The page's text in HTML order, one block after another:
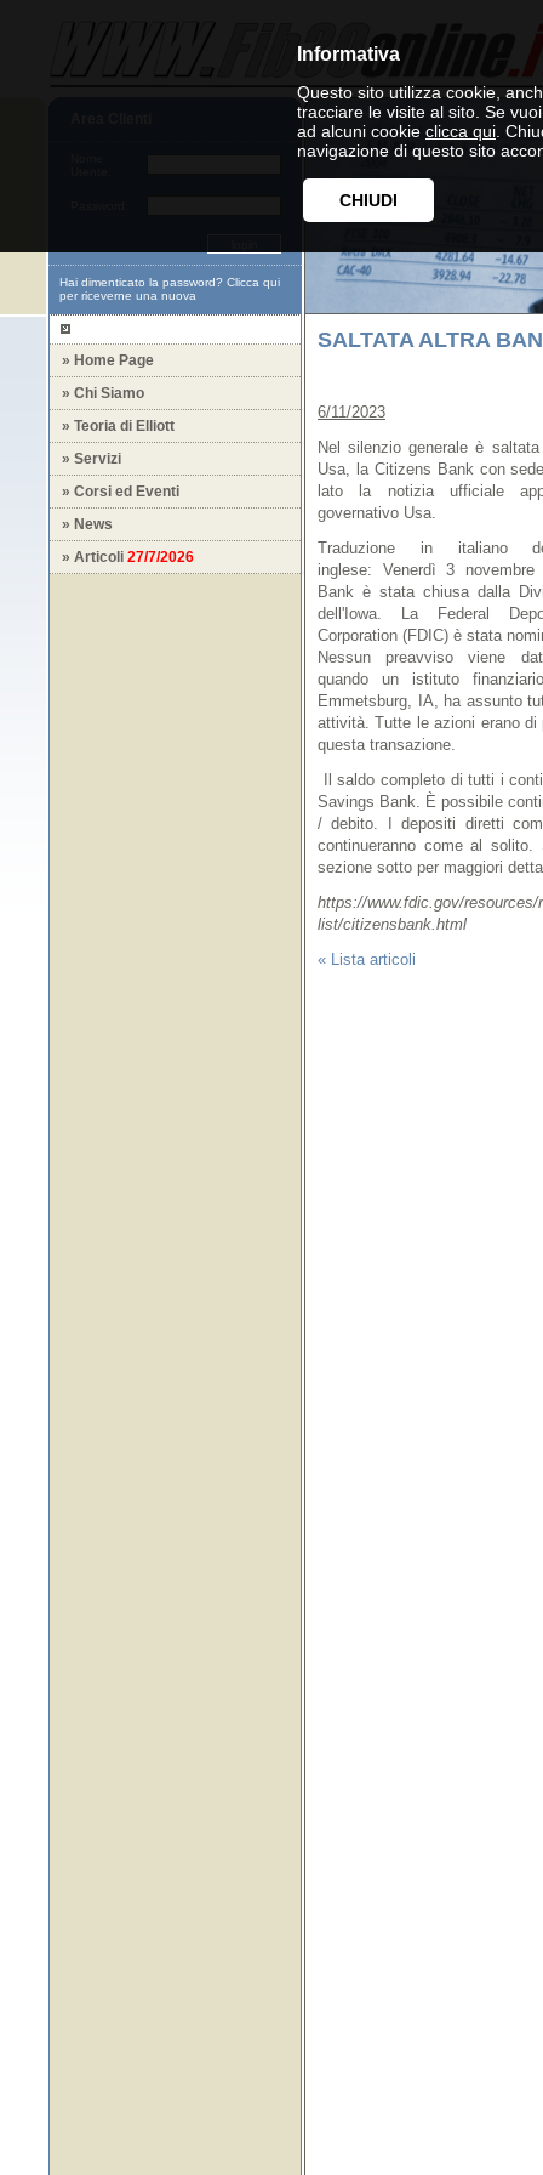
Informativa
Questo sito utilizza cookie,
tracciare le visite al sito. Se
ad alcuni cookie clicca qui .
navigazione di questo sito
CHIUDI
Hai dimenticato la password? Clicca qui
per riceverne una nuova
» Home Page
» Chi Siamo
» Teoria di Elliott
» Servizi
» Corsi ed Eventi
» News
» Articoli 27/7/2026
SALTATA ALTRA
6/11/2023
Nel silenzio generale è
Usa, la Citizens Bank con
lato la notizia ufficiale
governativo Usa.
Traduzione in italiano
inglese: Venerdì 3 novembre
Bank è stata chiusa dalla
dell'Iowa. La Federal
Corporation (FDIC) è stata
Nessun preavviso viene
quando un istituto
Emmetsburg, IA, ha assunto
attività. Tutte le azioni erano di
questa transazione.
Il saldo completo di tutti i
Savings Bank. È possibile
/ debito. I depositi diretti
continueranno come al
sezione sotto per maggiori
https://www.fdic.gov/
list/citizensbank.html
« Lista articoli